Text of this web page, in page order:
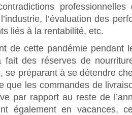
professionnelles
l’évaluation des
liés à la rentabilité, etc.
de cette pandémie pendant
fait des réserves de
se préparant à se détendre
que les commandes de
par rapport au reste de
également en vacances,